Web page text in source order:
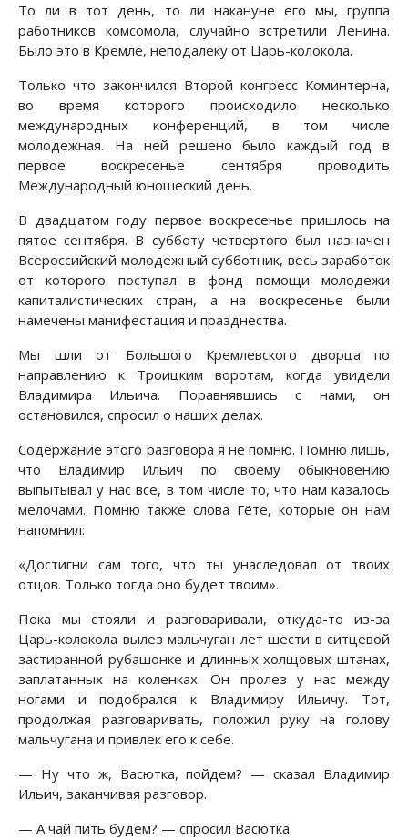
То ли в тот день, то ли накануне его мы, группа
работников комсомола, случайно встретили Ленина.
Было это в Кремле, неподалеку от Царь-колокола.
Только что закончился Второй конгресс Коминтерна,
во время которого происходило несколько
международных конференций, в том числе
молодежная. На ней решено было каждый год в
первое воскресенье сентября проводить
Международный юношеский день.
В двадцатом году первое воскресенье пришлось на
пятое сентября. В субботу четвертого был назначен
Всероссийский молодежный субботник, весь заработок
от которого поступал в фонд помощи молодежи
капиталистических стран, а на воскресенье были
намечены манифестация и празднества.
Мы шли от Большого Кремлевского дворца по
направлению к Троицким воротам, когда увидели
Владимира Ильича. Поравнявшись с нами, он
остановился, спросил о наших делах.
Содержание этого разговора я не помню. Помню лишь,
что Владимир Ильич по своему обыкновению
выпытывал у нас все, в том числе то, что нам казалось
мелочами. Помню также слова Гёте, которые он нам
напомнил:
«Достигни сам того, что ты унаследовал от твоих
отцов. Только тогда оно будет твоим».
Пока мы стояли и разговаривали, откуда-то из-за
Царь-колокола вылез мальчуган лет шести в ситцевой
застиранной рубашонке и длинных холщовых штанах,
заплатанных на коленках. Он пролез у нас между
ногами и подобрался к Владимиру Ильичу. Тот,
продолжая разговаривать, положил руку на голову
мальчугана и привлек его к себе.
— Ну что ж, Васютка, пойдем? — сказал Владимир
Ильич, заканчивая разговор.
— А чай пить будем? — спросил Васютка.